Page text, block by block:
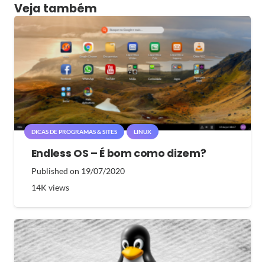
Veja também
DICAS DE PROGRAMAS & SITES LINUX
Endless OS – É bom como dizem?
Published on 19/07/2020
14K views